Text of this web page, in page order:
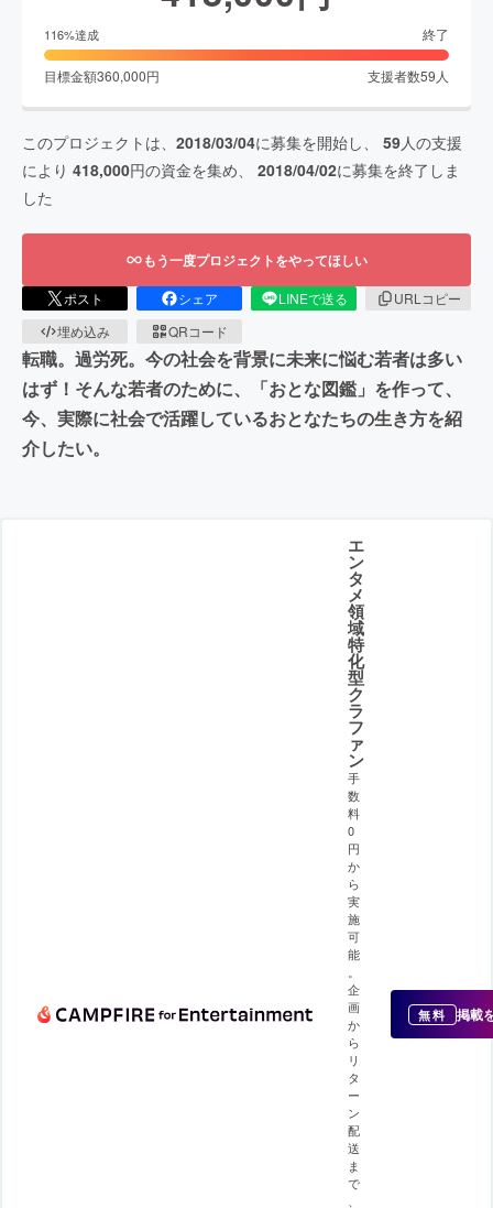
116%達成 終了
目標金額360,000円 支援者数59 人
このプロジェクトは、 2018/03/04に募集を開始し、 59人の支援
により 418,000円の資金を集め、 2018/04/02に募集を終了しま
した
もう一度プロジェクトをやってほしい
ポスト シェア LINEで送る
URLコピー
埋め込み
QRコード
転職。過労死。今の社会を背景に未来に悩む若者は多い
はず！そんな若者のために、「おとな図鑑」を作って、
今、実際に社会で活躍しているおとなたちの生き方を紹
介したい。
エ
ン
タ
メ
領
域
特
化
型
ク
ラ
フ
ァ
ン
手
数
料
0
円
か
ら
実
施
可
能
企
画
か
ら
リ
タ
ー
ン
配
送
ま
で
無料 掲載